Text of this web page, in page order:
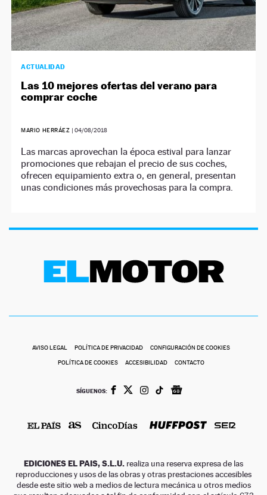
ACTUALIDAD
Las 10 mejores ofertas del verano para
comprar coche
MARIO HERRÁEZ | 04/08/2018
Las marcas aprovechan la época estival para lanzar
promociones que rebajan el precio de sus coches,
ofrecen equipamiento extra o, en general, presentan
unas condiciones más provechosas para la compra.
AVISO LEGAL POLÍTICA DE PRIVACIDAD CONFIGURACIÓN DE COOKIES
POLÍTICA DE COOKIES ACCESIBILIDAD CONTACTO
SÍGUENOS:
EDICIONES EL PAIS, S.L.U. realiza una reserva expresa de las
reproducciones y usos de las obras y otras prestaciones accesibles
desde este sitio web a medios de lectura mecánica u otros medios